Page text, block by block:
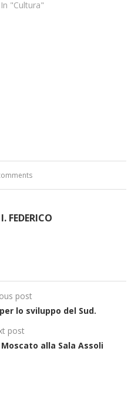
In "Cultura"
FEDERICO
post
per lo sviluppo del Sud.
post
alla Sala Assoli